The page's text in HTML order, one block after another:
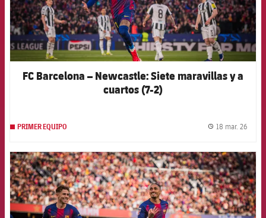
FC Barcelona – Newcastle: Siete maravillas y a
cuartos (7-2)
PRIMER EQUIPO 18 mar. 26
FCB Barcelona badge